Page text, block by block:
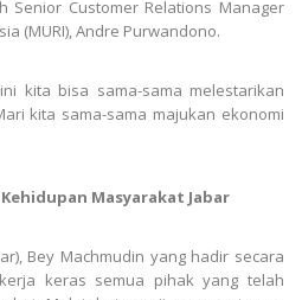
Senior Customer Relations Manager
(MURI), Andre Purwandono.
kita bisa sama-sama melestarikan
kita sama-sama majukan ekonomi
Masyarakat Jabar
Bey Machmudin yang hadir secara
keras semua pihak yang telah